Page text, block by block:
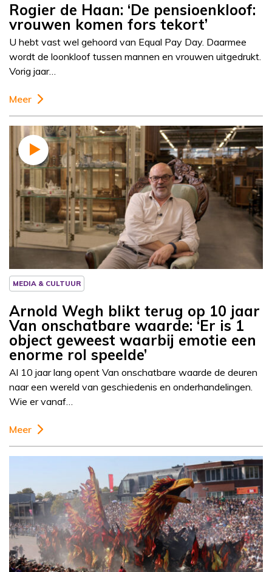
Rogier de Haan: ‘De pensioenkloof:
vrouwen komen fors tekort’
U hebt vast wel gehoord van Equal Pay Day. Daarmee
wordt de loonkloof tussen mannen en vrouwen uitgedrukt.
Vorig jaar…
Meer
MEDIA & CULTUUR
Arnold Wegh blikt terug op 10 jaar
Van onschatbare waarde: ‘Er is 1
object geweest waarbij emotie een
enorme rol speelde’
Al 10 jaar lang opent Van onschatbare waarde de deuren
naar een wereld van geschiedenis en onderhandelingen.
Wie er vanaf…
Meer